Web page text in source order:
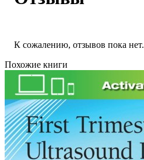
К сожалению, отзывов пока нет.
Похожие книги